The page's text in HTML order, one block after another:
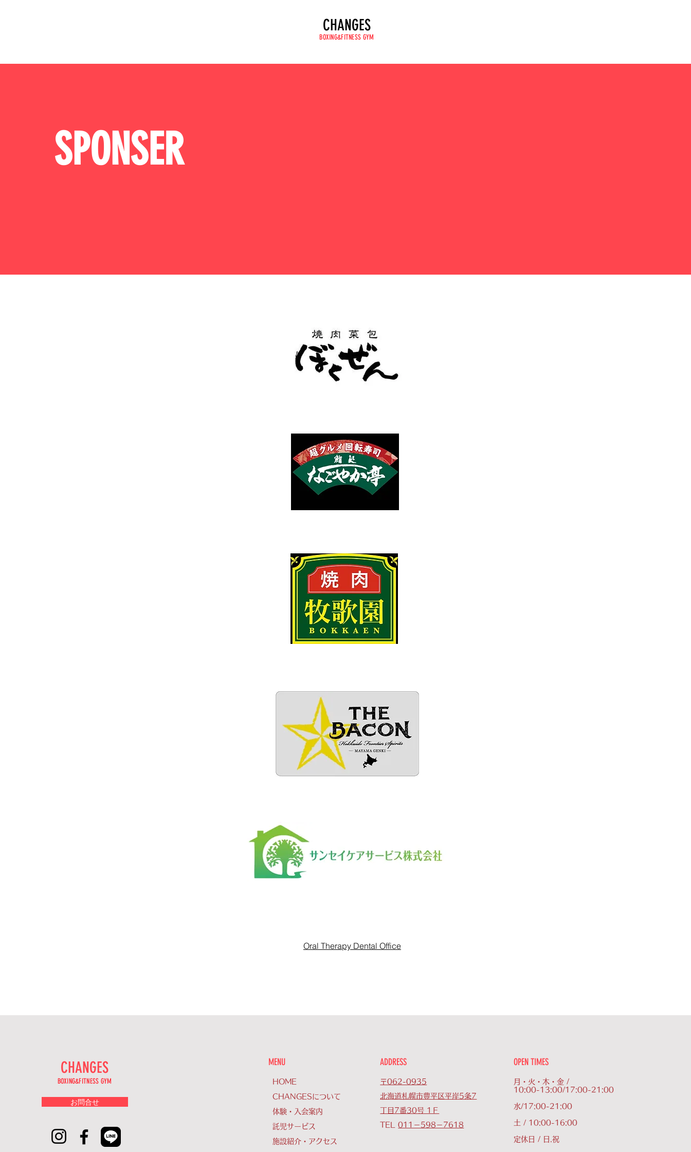
CHANGES
BOXING&FITNESS GYM
​SPONSER
Oral Therapy Dental Office
CHANGES
BOXING&FITNESS GYM
お問合せ
MENU
HOME
CHANGESについて
体験・入会案内
託児サービス
施設紹介・アクセス
ADDRESS
〒062-0935
北海道札幌市豊平区平岸5条7
丁目7番30号 1Ｆ
TEL011－598－7618
OPEN TIMES
月・火・木・金 /
10:00-13:00/17:00-21:00
水/17:00-21:00
土 / 10:00-16:00
定休日 / 日.祝